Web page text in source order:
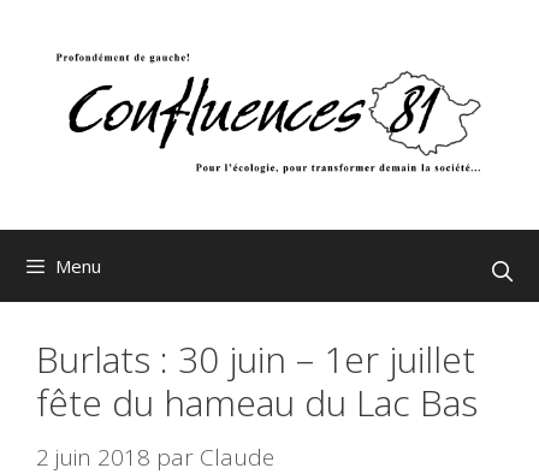
Menu
Burlats : 30 juin – 1er juillet
fête du hameau du Lac Bas
2 juin 2018 par Claude